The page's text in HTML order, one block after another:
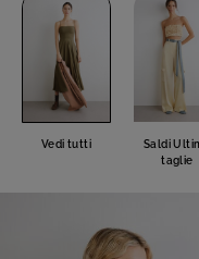
Vedi tutti
Saldi
taglie